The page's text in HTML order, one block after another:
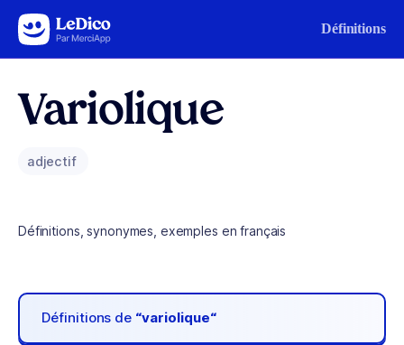
Aller au contenu Définitions
Variolique
adjectif
Définitions, synonymes, exemples en français
Définitions de “variolique“